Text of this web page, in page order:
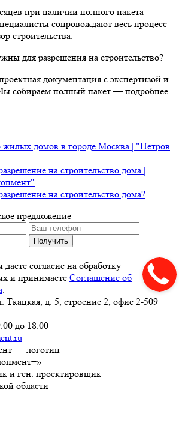
при наличии полного пакета
сопровождают весь процесс
строительства.
для разрешения на строительство?
документация с экспертизой и
собираем полный пакет — подробнее
жилых домов в городе Москва | "Петров
на строительство дома |
на строительство дома?
предложение
Получить
согласие на обработку
и принимаете Соглашение об
Ткацкая, д. 5, строение 2, офис 2-509
до 18.00
и ген. проектировщик
области